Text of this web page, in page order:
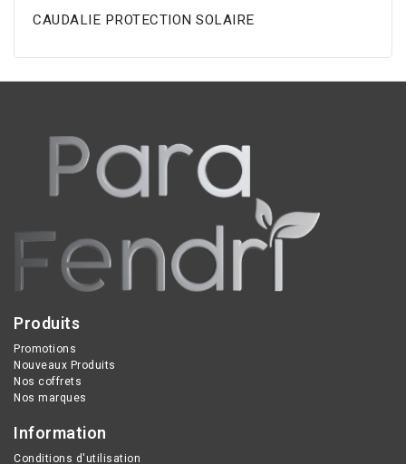
CAUDALIE PROTECTION SOLAIRE
Produits
Promotions
Nouveaux Produits
Nos coffrets
Nos marques
Information
Conditions d'utilisation